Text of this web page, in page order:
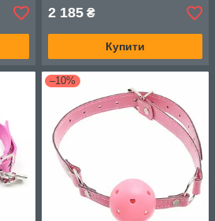
2 185 ₴
Купити
–10%